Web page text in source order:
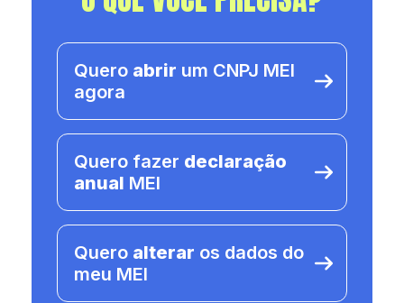
Quero abrir um CNPJ MEI
agora
Quero fazer declaração
anual MEI
Quero alterar os dados do
meu MEI